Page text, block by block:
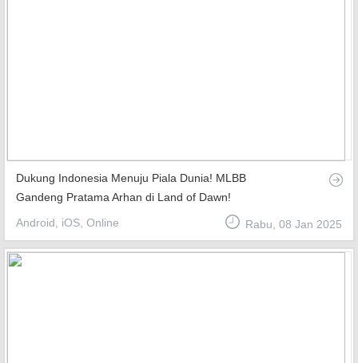
Dukung Indonesia Menuju Piala Dunia! MLBB
Gandeng Pratama Arhan di Land of Dawn!
Android, iOS, Online Rabu, 08 Jan 2025